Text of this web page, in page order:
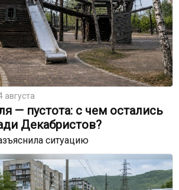
августа
— пустота: с чем остались
Декабристов?
ситуацию